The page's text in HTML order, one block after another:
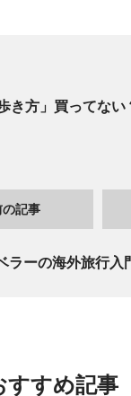
き方」買ってな
の記事
ラーの海外旅行入
すすめ記事